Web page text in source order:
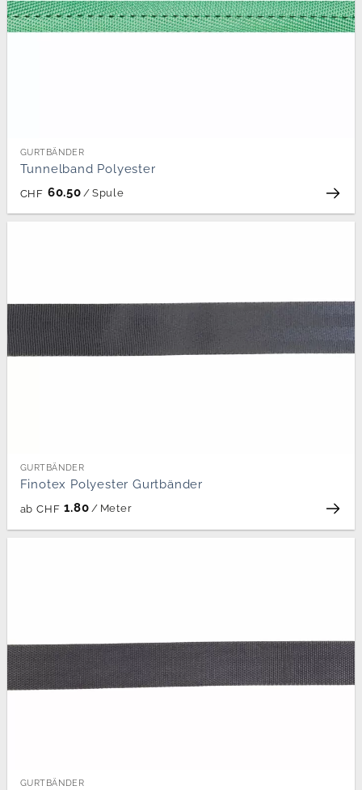
GURTBÄNDER
Tunnelband Polyester
CHF 60.50 / Spule
GURTBÄNDER
Finotex Polyester Gurtbänder
ab CHF 1.80 / Meter
GURTBÄNDER